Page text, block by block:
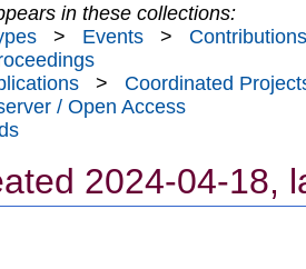
in these collections:
> Events >
>
Coordinated
/ Open Access
2024-04-18,